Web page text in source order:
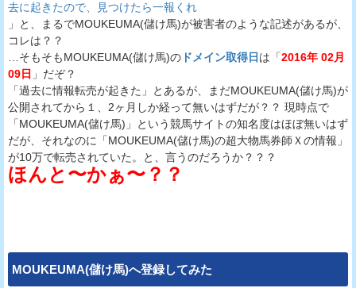
去に起きたので、見つけたら一報くれ
」と、まるでMOUKEUMA(儲け馬)が被害者のような記述があるが、
コレは？？
…そもそもMOUKEUMA(儲け馬)の ドメイン取得日 は「2016年 02月
09日 」だぞ？
「過去に情報転売が起きた」とあるが、まだMOUKEUMA(儲け馬)が
公開されてから１、2ヶ月しか経って無いはずだが？？ 現時点で
「MOUKEUMA(儲け馬)」という競馬サイトの知名度はほぼ無いはず
だが、それなのに「MOUKEUMA(儲け馬)の超大物馬券師Ｘの情報」
が10万で転売されていた。と、言うのだろうか？？？
ほんと〜かぁ〜？？
MOUKEUMA(儲け馬)へ登録してみた